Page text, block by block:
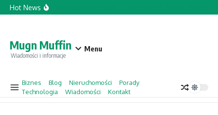
Przejdź do treści
Hot NewsTopforcecompany.com Opinie
Mugn Muffin
Wiadomości i informacje
Menu
Biznes Blog Nieruchomości
Porady
Technologia
Wiadomości Kontakt